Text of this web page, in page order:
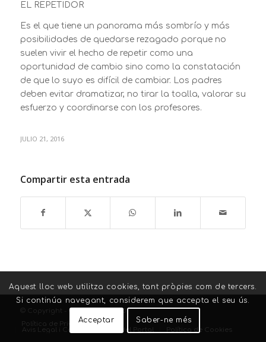
EL REPETIDOR
Es el que tiene un panorama más sombrío y más
posibilidades de quedarse rezagado porque no
suelen vivir el hecho de repetir como una
oportunidad de cambio sino como la constatación
de que lo suyo es difícil de cambiar. Los padres
deben evitar dramatizar, no tirar la toalla, valorar su
esfuerzo y coordinarse con los profesores.
JULIO 21, 2016
Compartir esta entrada
© Copyright - Grup Atelier 2020
Política de Privacitat
Avis Legal i Condicions d’ús del Portal Política de Cookies
Aquest lloc web utilitza cookies, tant pròpies com de tercers.
Si continúa navegant, considerem que accepta el seu ús.
Acceptar Saber-ne més